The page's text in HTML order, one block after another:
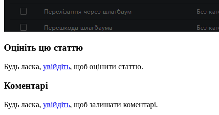
Оцініть цю статтю
Будь ласка, увійдіть, щоб оцінити статтю.
Коментарі
Будь ласка, увійдіть, щоб залишати коментарі.